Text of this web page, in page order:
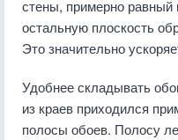
стены, примерно
остальную плоскость
Это значительно
Удобнее складывать
из краев приходился
полосы обоев. Полосу